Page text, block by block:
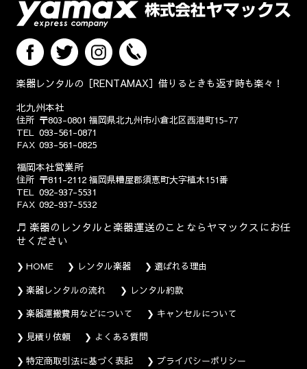
楽器レンタルの［RENTAMAX］借りるときも返す時も楽々！
北九州本社
住所 〒803-0801 福岡県北九州市小倉北区西港町15-77
TEL 093-561-0871
FAX 093-561-0825
福岡本社営業所
住所 〒811-2112 福岡県糟屋郡須恵町大字植木151番
TEL 092-937-5531
FAX 092-937-5532
楽器のレンタルと楽器運送のことならヤマックスにお任
せください
HOME レンタル楽器
選ばれる理由
楽器レンタルの流れ
レンタル約款
楽器運搬費用などについて
キャンセルについて
見積り依頼
よくある質問
特定商取引法に基づく表記
プライバシーポリシー